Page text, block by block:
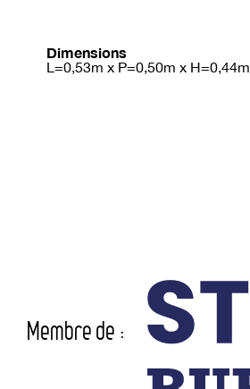
Dimensions
L=0,53m x P=0,50m x H=0,44m
Membre de :